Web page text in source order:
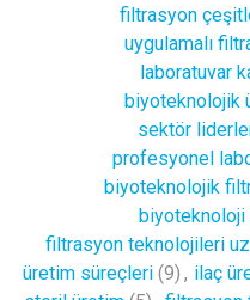
filtrasyon
uygulamalı
laboratuvar
biyoteknolojik
sektör
profesyonel
biyoteknolojik
biyoteknoloji
filtrasyon teknolojileri
üretim süreçleri (9) , ilaç